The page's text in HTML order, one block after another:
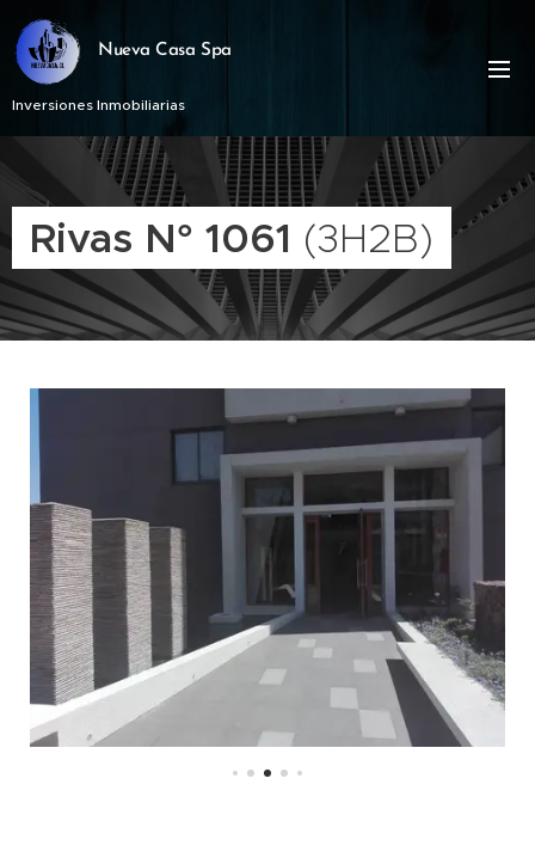
Nueva Casa Spa
Inversiones Inmobiliarias
Rivas N° 1061 (3H2B)